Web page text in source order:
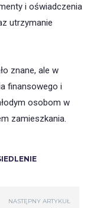
i oświadczenia
utrzymanie
znane, ale w
finansowego i
osobom w
zamieszkania.
NASTĘPNY ARTYKUŁ